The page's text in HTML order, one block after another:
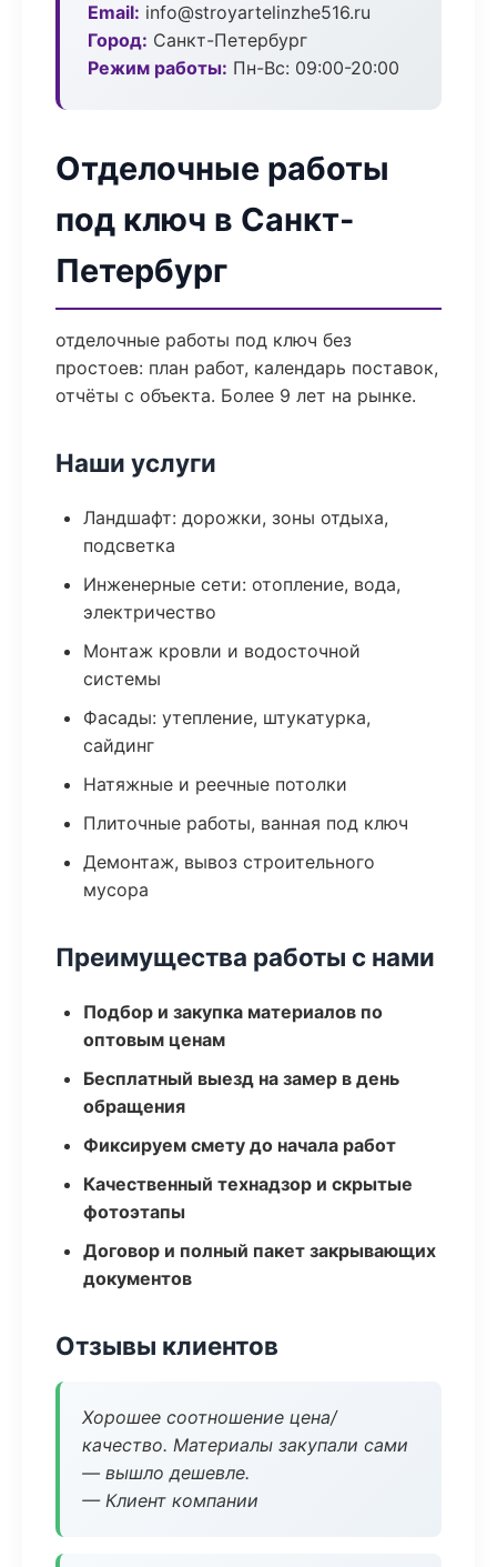
Email: info@stroyartelinzhe516.ru
Город: Санкт-Петербург
Режим работы: Пн-Вс: 09:00-20:00
Отделочные работы
под ключ в Санкт-
Петербург
отделочные работы под ключ без
простоев: план работ, календарь поставок,
отчёты с объекта. Более 9 лет на рынке.
Наши услуги
Ландшафт: дорожки, зоны отдыха,
подсветка
Инженерные сети: отопление, вода,
электричество
Монтаж кровли и водосточной
системы
Фасады: утепление, штукатурка,
сайдинг
Натяжные и реечные потолки
Плиточные работы, ванная под ключ
Демонтаж, вывоз строительного
мусора
Преимущества работы с нами
Подбор и закупка материалов по
оптовым ценам
Бесплатный выезд на замер в день
обращения
Фиксируем смету до начала работ
Качественный технадзор и скрытые
фотоэтапы
Договор и полный пакет закрывающих
документов
Отзывы клиентов
Хорошее соотношение цена/
качество. Материалы закупали сами
— вышло дешевле.
— Клиент компании